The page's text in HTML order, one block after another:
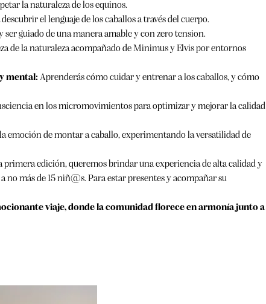
la naturaleza de los equinos.
el lenguaje de los caballos a través del cuerpo.
ser guiado de una manera amable y con zero tension.
de la naturaleza acompañado de Minimus y Elvis por entornos
mental:Aprenderás cómo cuidar y entrenar a los caballos, y cómo
en los micromovimientos para optimizar y mejorar la calidad
emoción de montar a caballo, experimentando la versatilidad de
primera edición, queremos brindar una experiencia de alta calidad y
no más de 15 niñ@s. Para estar presentes y acompañar su
viaje, donde la comunidad florece en armonía junto a